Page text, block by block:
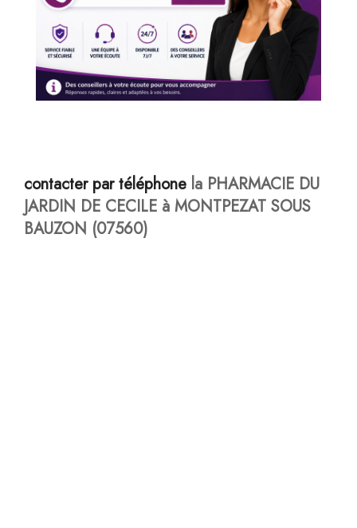
contacter par téléphone la PHARMACIE DU
JARDIN DE CECILE à MONTPEZAT SOUS
BAUZON (07560)